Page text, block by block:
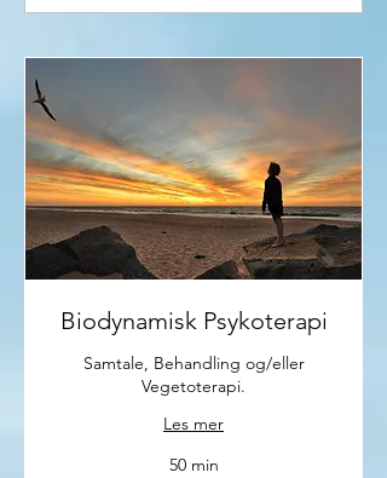
Biodynamisk Psykoterapi
Samtale, Behandling og/eller
Vegetoterapi.
Les mer
50 min